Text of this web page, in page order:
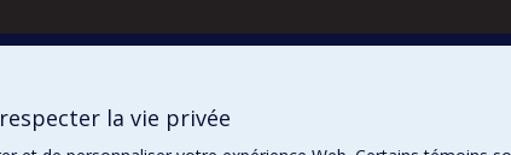
la vie privée